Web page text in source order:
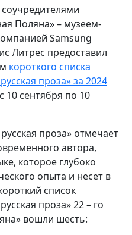
Поляна» – музеем-
Samsung
Литрес предоставил
короткого списка
проза» за 2024
10 сентября по 10
проза» отмечает
автора,
которое глубоко
опыта и несет в
список
проза» 22 – го
вошли шесть: